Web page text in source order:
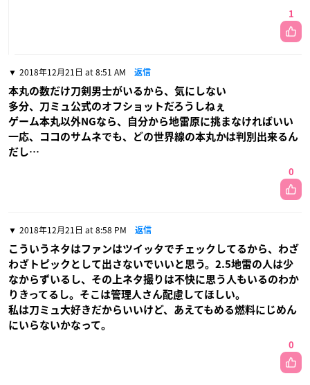
1
2018年12月21日 at 8:51 AM 返信
本丸の数だけ刀剣男士がいるから、気にしない
多分、刀ミュ公式のオフショットだろうしねぇ
ゲーム本丸以外NGなら、自分から地雷原に挑まなければいい
一応、ココのサムネでも、どの世界線の本丸かは判別出来るん
だし…
0
2018年12月21日 at 8:58 PM 返信
こういうネタはファンはツイッタでチェックしてるから、わざ
わざトピックとして出さないでいいと思う。2.5地雷の人は少
なからずいるし、その上ネタ撮りは不快に思う人もいるのわか
りきってるし。そこは管理人さん配慮してほしい。
私は刀ミュ大好きだからいいけど、あえてもめる燃料にじめん
にいらないかなって。
0